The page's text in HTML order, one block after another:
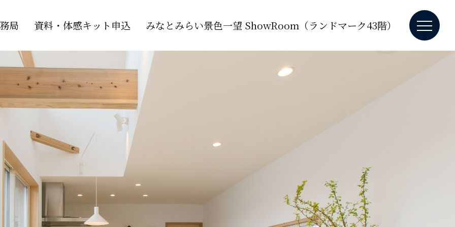
局 資料・体感キット申込 みなとみらい景色一望 ShowRoom（ランドマーク43階）